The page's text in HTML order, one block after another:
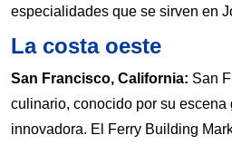
especialidades que se sirven en
La costa oeste
San Francisco, California: San
culinario, conocido por su escena
innovadora. El Ferry Building